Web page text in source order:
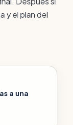
y el plan del
a una